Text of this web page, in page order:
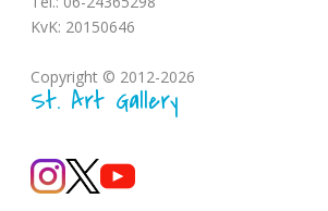
KvK: 20150646
Copyright © 2012-2026
St. Art Gallery